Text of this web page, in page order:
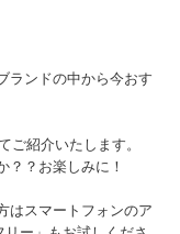
ランドの中から今おす
ご紹介いたします。
？？お楽しみに！
はスマートフォンのア